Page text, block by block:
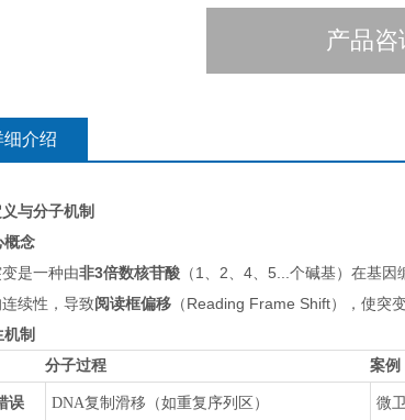
产品咨
细介绍
与分子机制
概念
是一种由非3倍数核苷酸 （1、2、4、5...个碱基）在基因
续性，导致阅读框偏移 （Reading Frame Shift），使突
制
分子过程 案例
误 DNA复制滑移（如重复序列区） 微